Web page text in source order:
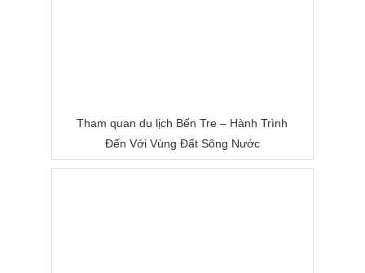
Tham quan du lịch Bến Tre – Hành Trình
Đến Với Vùng Đất Sông Nước